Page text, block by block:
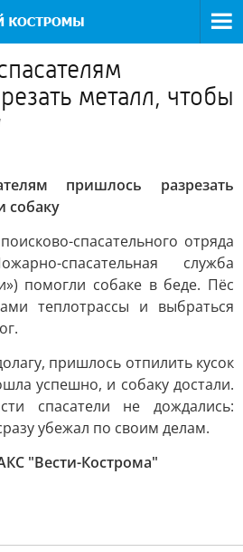
металл, чтобы
пришлось разрезать
собаку
спасательного отряда
спасательная служба
помогли собаке в беде. Пёс
теплотрассы и выбраться
пришлось отпилить кусок
успешно, и собаку достали.
спасатели не дождались:
убежал по своим делам.
"Вести-Кострома"